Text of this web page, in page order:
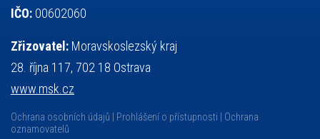
IČO: 00602060
Zřizovatel: Moravskoslezský kraj
28. října 117, 702 18 Ostrava
www.msk.cz
Ochrana osobních údajů Prohlášení o přístupnosti
Ochrana
oznamovatelů